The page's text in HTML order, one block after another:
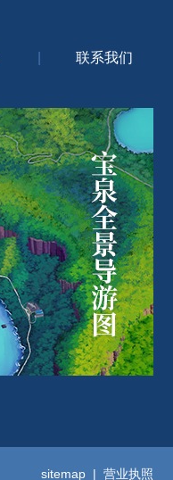
联系我们
sitemap | 营业执照